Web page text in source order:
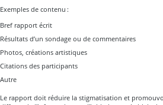
Exemples de contenu :
Bref rapport écrit
Résultats d’un sondage ou de commentaires
Photos, créations artistiques
Citations des participants
Autre
Le rapport doit réduire la stigmatisation et